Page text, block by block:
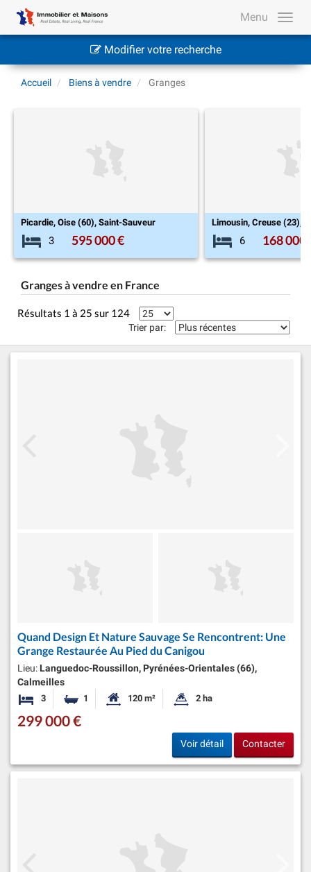
Menu
Modifier votre recherche
Accueil Biens à vendre Granges
Limousin, Creuse (23), Boussac-Bourg
6 168 000 € 3
Granges à vendre en France
Résultats 1 à 25 sur 124
Trier par:
Quand Design Et Nature Sauvage Se Rencontrent: Une
Grange Restaurée Au Pied du Canigou
Lieu: Languedoc-Roussillon, Pyrénées-Orientales (66),
Calmeilles
3 Chambres1 Salle de bainSurface habitable:
120 m² Superficie du terrain:
2 ha
299 000 €
Voir détail Contacter